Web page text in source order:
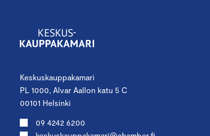
Keskuskauppakamari
PL 1000, Alvar Aallon katu 5 C
00101 Helsinki
09 4242 6200